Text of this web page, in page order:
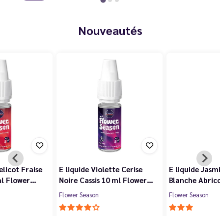
Nouveautés
E liquide Violette Cerise
Noire Cassis 10 ml Flower…
E liquide Jasmin Pêche
Blanche Abricot 10 ml…